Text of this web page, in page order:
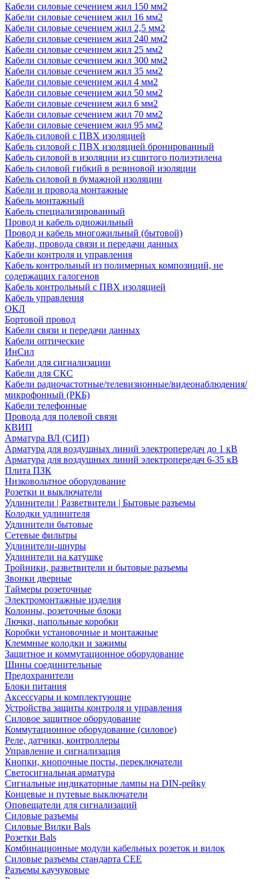
Кабели силовые сечением жил 150 мм2
Кабели силовые сечением жил 16 мм2
Кабели силовые сечением жил 2,5 мм2
Кабели силовые сечением жил 240 мм2
Кабели силовые сечением жил 25 мм2
Кабели силовые сечением жил 300 мм2
Кабели силовые сечением жил 35 мм2
Кабели силовые сечением жил 4 мм2
Кабели силовые сечением жил 50 мм2
Кабели силовые сечением жил 6 мм2
Кабели силовые сечением жил 70 мм2
Кабели силовые сечением жил 95 мм2
Кабель силовой с ПВХ изоляцией
Кабель силовой с ПВХ изоляцией бронированный
Кабель силовой в изоляции из сшитого полиэтилена
Кабель силовой гибкий в резиновой изоляции
Кабель силовой в бумажной изоляции
Кабели и провода монтажные
Кабель монтажный
Кабель специализированный
Провод и кабель одножильный
Провод и кабель многожильный (бытовой)
Кабели, провода связи и передачи данных
Кабели контроля и управления
Кабель контрольный из полимерных композиций, не
содержащих галогенов
Кабель контрольный с ПВХ изоляцией
Кабель управления
ОКЛ
Бортовой провод
Кабели связи и передачи данных
Кабели оптические
ИнСил
Кабели для сигнализации
Кабели для СКС
Кабели радиочастотные/телевизионные/видеонаблюдения/
микрофонный (РКБ)
Кабели телефонные
Провода для полевой связи
КВИП
Арматура ВЛ (СИП)
Арматура для воздушных линий электропередач до 1 кВ
Арматура для воздушных линий электропередач 6-35 кВ
Плита ПЗК
Низковольтное оборудование
Розетки и выключатели
Удлинители | Разветвители | Бытовые разъемы
Колодки удлинителя
Удлинители бытовые
Сетевые фильтры
Удлинители-шнуры
Удлинители на катушке
Тройники, разветвители и бытовые разъемы
Звонки дверные
Таймеры розеточные
Электромонтажные изделия
Колонны, розеточные блоки
Лючки, напольные коробки
Коробки установочные и монтажные
Клеммные колодки и зажимы
Защитное и коммутационное оборудование
Шины соединительные
Предохранители
Блоки питания
Аксессуары и комплектующие
Устройства защиты контроля и управления
Силовое защитное оборудование
Коммутационное оборудование (силовое)
Реле, датчики, контроллеры
Управление и сигнализация
Кнопки, кнопочные посты, переключатели
Светосигнальная арматура
Сигнальные индикаторные лампы на DIN-рейку
Концевые и путевые выключатели
Оповещатели для сигнализаций
Силовые разъемы
Силовые Вилки Bals
Розетки Bals
Комбинационные модули кабельных розеток и вилок
Силовые разъемы стандарта CEE
Разъемы каучуковые